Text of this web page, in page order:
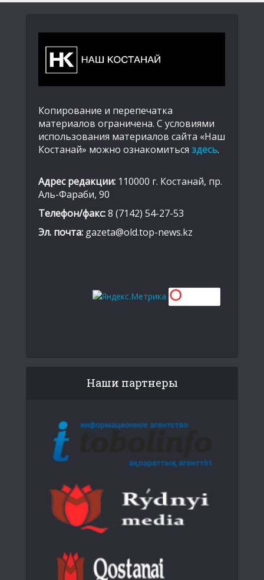
Копирование и перепечатка
материалов ограничена. С условиями
использования материалов сайта «Наш
Костанай» можно ознакомиться здесь.
Адрес редакции: 110000 г. Костанай, пр.
Аль-Фараби, 90
Телефон/факс:8 (7142) 54-27-53
Эл. почта: gazeta@old.top-news.kz
Наши партнеры